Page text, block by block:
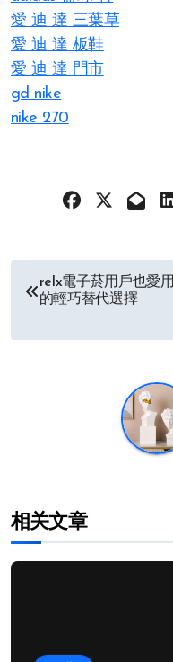
愛 迪 達 三葉草
愛 迪 達 板鞋
愛 迪 達 門市
gd nike
nike 270
文relx電子菸用戶也愛用
的輕巧替代選擇
相关文章